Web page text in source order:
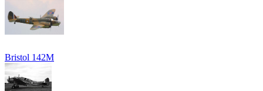
Bristol 142M